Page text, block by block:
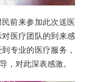
前来参加此次送医
医疗团队的到来感
专业的医疗服务，
，对此深表感激。